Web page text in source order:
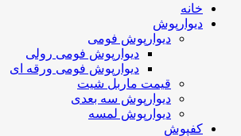
خانه
دیوارپوش
دیوارپوش فومی
دیوارپوش فومی رولی
دیوارپوش فومی ورقه ای
قیمت ماربل شیت
دیوارپوش سه بعدی
دیوارپوش لمسه
کفپوش